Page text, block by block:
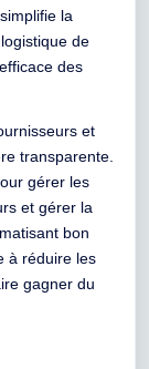
la
de
des
et
transparente.
gérer les
et gérer la
bon
à réduire les
gagner du